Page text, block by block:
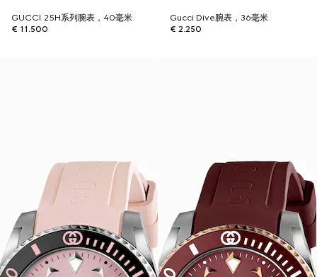
GUCCI 25H系列腕表，40毫米
€ 11.500
Gucci Dive腕表，36毫米
€ 2.250